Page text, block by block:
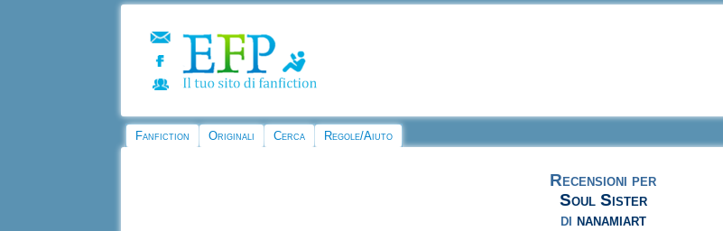
Fanfiction Originali Cerca Regole/Aiuto
Recensioni per
Soul Sister
di nanamiart